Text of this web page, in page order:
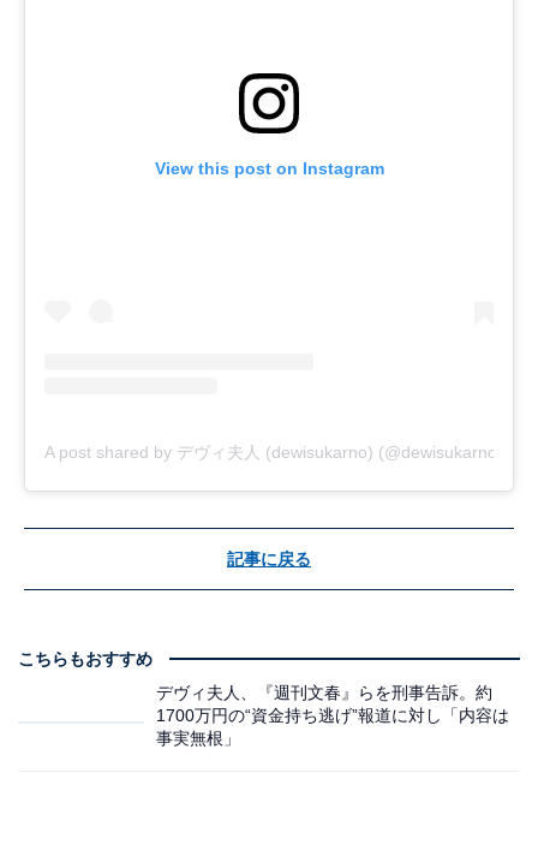
View this post on Instagram
A post shared by デヴィ夫人 (dewisukarno)
記事に戻る
こちらもおすすめ
デヴィ夫人、『週刊文春』らを刑事告訴。約
1700万円の“資金持ち逃げ”報道に対し「内容は
事実無根」